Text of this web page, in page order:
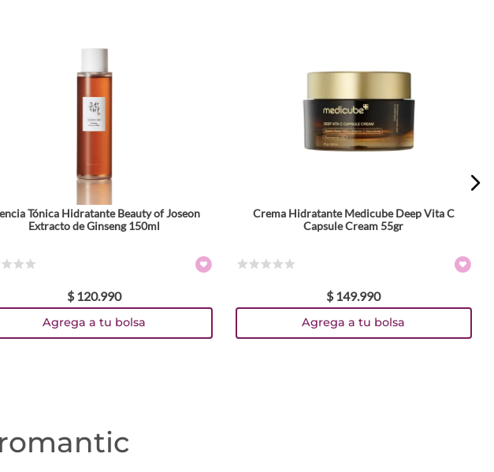
Tónica Hidratante Beauty of Joseon
Extracto de Ginseng 150ml
$ 120.990
Agrega a tu bolsa
Crema Hidratante Medicube Deep Vita C
Capsule Cream 55gr
$ 149.990
Agrega a tu bolsa